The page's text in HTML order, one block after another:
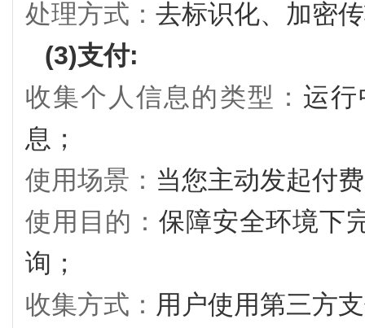
处理方式： 去标识化、加密
(3)支付:
收集个人信息的类型： 运
息；
使用场景： 当您主动发起付
使用目的：保障安全环境下
询；
收集方式： 用户使用第三方